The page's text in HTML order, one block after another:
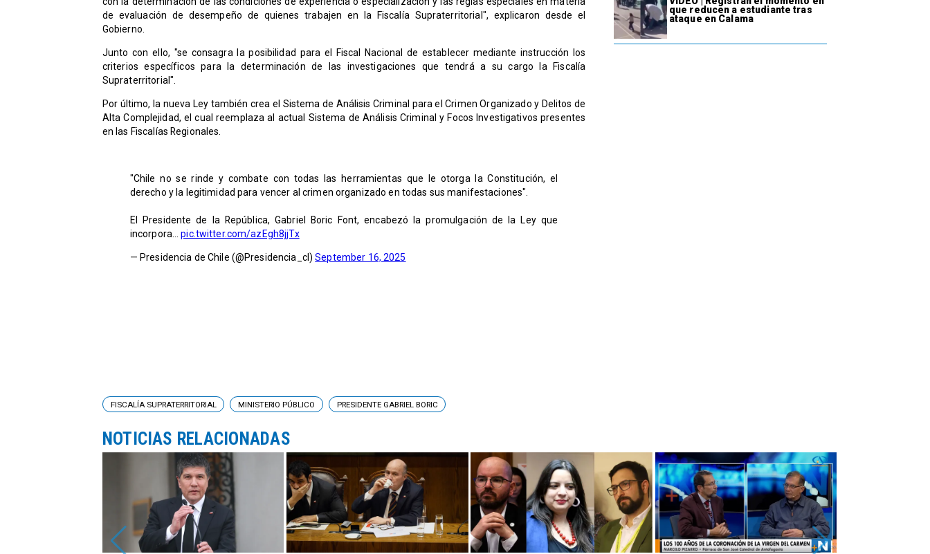
de evaluación de desempeño de quienes trabajen en la Fiscalía Supraterritorial", explicaron desde el
Gobierno.
Junto con ello, "se consagra la posibilidad para el Fiscal Nacional de establecer mediante instrucción los
criterios específicos para la determinación de las investigaciones que tendrá a su cargo la Fiscalía
Supraterritorial".
Por último, la nueva Ley también crea el Sistema de Análisis Criminal para el Crimen Organizado y Delitos de
Alta Complejidad, el cual reemplaza al actual Sistema de Análisis Criminal y Focos Investigativos presentes
en las Fiscalías Regionales.
"Chile no se rinde y combate con todas las herramientas que le otorga la Constitución, el
derecho y la legitimidad para vencer al crimen organizado en todas sus manifestaciones".
El Presidente de la República, Gabriel Boric Font, encabezó la promulgación de la Ley que
incorpora…pic.twitter.com/azEgh8jjTx
— Presidencia de Chile (@Presidencia_cl)September 16, 2025
que reducen a estudiante tras
ataque en Calama
FISCALÍA SUPRATERRITORIAL MINISTERIO PÚBLICO PRESIDENTE GABRIEL BORIC
NOTICIAS RELACIONADAS